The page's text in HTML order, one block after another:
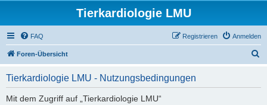
Tierkardiologie LMU
FAQ Anmelden
Registrieren
Foren-Übersicht
Tierkardiologie LMU - Nutzungsbedingungen
Mit dem Zugriff auf „Tierkardiologie LMU“